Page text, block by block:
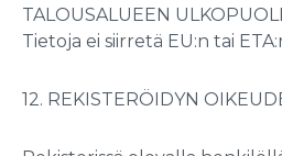
TALOUSALUEEN
Tietoja ei siirretä EU:n tai
12. REKISTERÖIDYN